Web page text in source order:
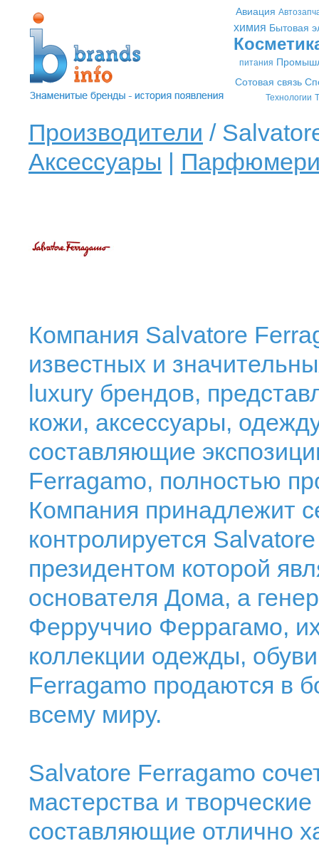
Авиация
химия Бытовая
питания
Сотовая связь
Технологии
Производители /
Аксессуары |
Компания Salvatore
известных и
luxury брендов,
кожи, аксессуары,
составляющие
Ferragamo, полностью
Компания принадлежит
контролируется
президентом которой
основателя Дома, а
Ферруччио Феррагамо,
коллекции одежды,
Ferragamo продаются в
всему миру.
Salvatore Ferragamo
мастерства и
составляющие отлично